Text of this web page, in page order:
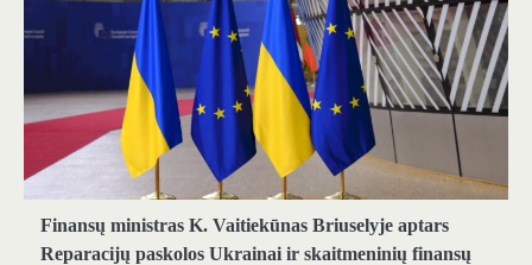
Finansų ministras K. Vaitiekūnas Briuselyje aptars
Reparacijų paskolos Ukrainai ir skaitmeninių finansų